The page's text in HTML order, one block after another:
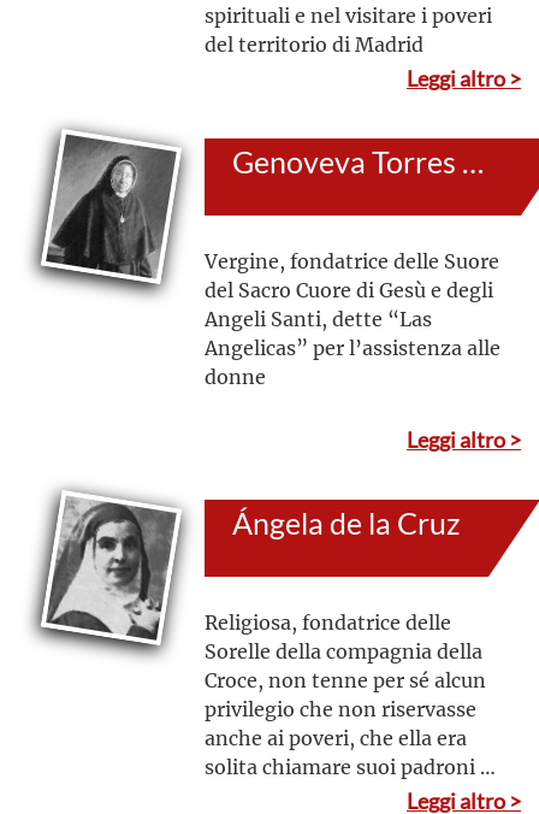
spirituali e nel visitare i poveri
del territorio di Madrid
Leggi altro >
Genoveva Torres Morales
Vergine, fondatrice delle Suore
del Sacro Cuore di Gesù e degli
Angeli Santi, dette “Las
Angelicas” per l’assistenza alle
donne
Leggi altro >
Ángela de la Cruz
Religiosa, fondatrice delle
Sorelle della compagnia della
Croce, non tenne per sé alcun
privilegio che non riservasse
anche ai poveri, che ella era
solita chiamare suoi padroni e
Leggi altro >